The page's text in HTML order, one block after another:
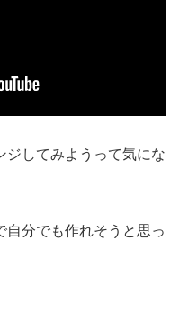
ジしてみようって気にな
自分でも作れそうと思っ